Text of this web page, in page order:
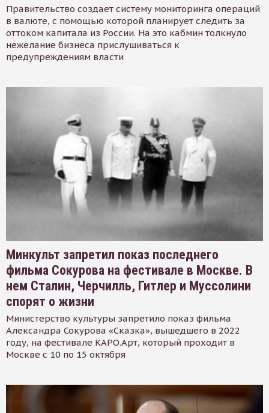
Правительство создает систему мониторинга операций
в валюте, с помощью которой планирует следить за
оттоком капитала из России. На это кабмин толкнуло
нежелание бизнеса прислушиваться к
предупреждениям власти
Минкульт запретил показ последнего
фильма Сокурова на фестивале в Москве. В
нем Сталин, Черчилль, Гитлер и Муссолини
спорят о жизни
Министерство культуры запретило показ фильма
Александра Сокурова «Сказка», вышедшего в 2022
году, на фестивале КАРО.Арт, который проходит в
Москве с 10 по 15 октября